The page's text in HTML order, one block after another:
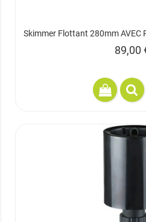
Skimmer Flottant 280mm AVEC
Prix
89,00